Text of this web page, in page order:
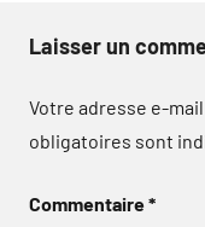
Laisser un
Votre adresse e-
obligatoires sont
Commentaire*